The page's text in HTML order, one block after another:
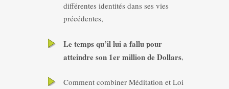
différentes identités dans ses vies
précédentes,
Le temps qu’il lui a fallu pour
atteindre son 1er million de Dollars,
Comment combiner Méditation et Loi